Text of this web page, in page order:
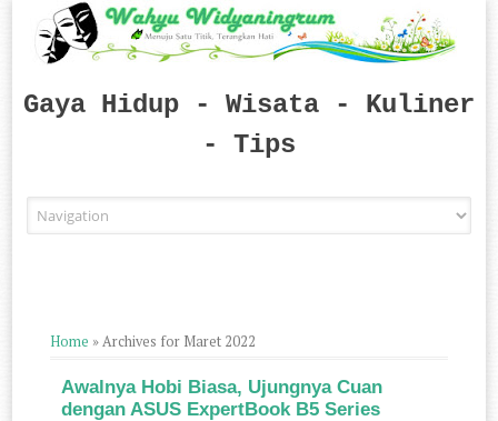
Gaya Hidup - Wisata - Kuliner
- Tips
Home »Archives for Maret 2022
Awalnya Hobi Biasa, Ujungnya Cuan
dengan ASUS ExpertBook B5 Series